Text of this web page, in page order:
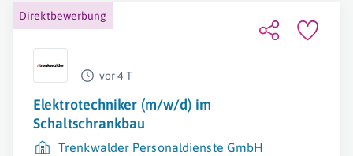
Direktbewerbung
vor 4 T
Elektrotechniker (m/w/d) im
Schaltschrankbau
Trenkwalder Personaldienste GmbH